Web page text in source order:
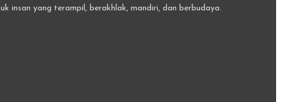
insan yang terampil, berakhlak, mandiri, dan berbudaya.